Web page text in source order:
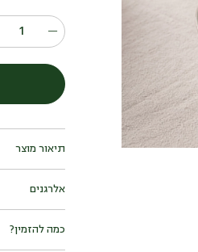
כרוב לבן,
אלרגנים
עלול להכיל:
אגוז מקדמיה,
כמה להזמין?